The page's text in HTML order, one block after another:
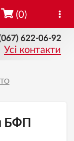
622-06-92
Усі контакти
(0)
ТО
БФП